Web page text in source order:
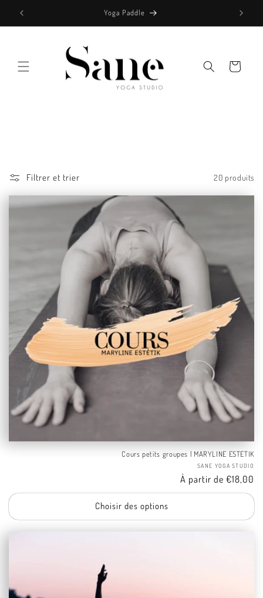
passer
Yoga Paddle
Panier
Filtrer et trier 20 produits
Cours petits groupes | MARYLINE ESTETIK
SANE YOGA STUDIO
Tarif
À partir de €18,00
Choisir des options